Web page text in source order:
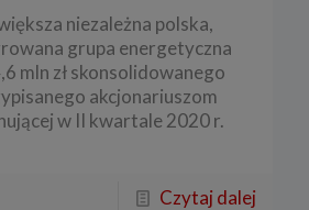
niezależna polska,
grupa energetyczna
mln zł skonsolidowanego
akcjonariuszom
w II kwartale 2020 r.
Czytaj dalej